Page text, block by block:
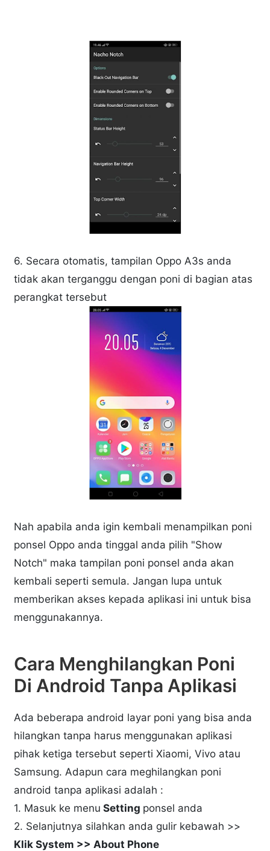
6. Secara otomatis, tampilan Oppo A3s anda
tidak akan terganggu dengan poni di bagian atas
perangkat tersebut
Nah apabila anda igin kembali menampilkan poni
ponsel Oppo anda tinggal anda pilih "Show
Notch" maka tampilan poni ponsel anda akan
kembali seperti semula. Jangan lupa untuk
memberikan akses kepada aplikasi ini untuk bisa
menggunakannya.
Cara Menghilangkan Poni
Di Android Tanpa Aplikasi
Ada beberapa android layar poni yang bisa anda
hilangkan tanpa harus menggunakan aplikasi
pihak ketiga tersebut seperti Xiaomi, Vivo atau
Samsung. Adapun cara meghilangkan poni
android tanpa aplikasi adalah :
1. Masuk ke menu Setting ponsel anda
2. Selanjutnya silahkan anda gulir kebawah >>
Klik System >> About Phone